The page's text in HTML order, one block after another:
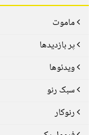
ماموت
پر بازدیدها
ویدئوها
سبک رنو
رنوکار